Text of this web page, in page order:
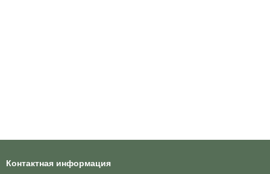
Контактная информация